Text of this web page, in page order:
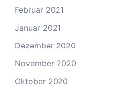
Februar 2021
Januar 2021
Dezember 2020
November 2020
Oktober 2020